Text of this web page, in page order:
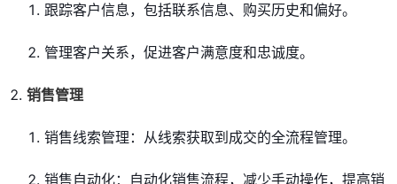
跟踪客户信息，包括联系信息、购买历史和偏好。
管理客户关系，促进客户满意度和忠诚度。
销售管理
销售线索管理：从线索获取到成交的全流程管理。
销售自动化：自动化销售流程，减少手动操作，提高销